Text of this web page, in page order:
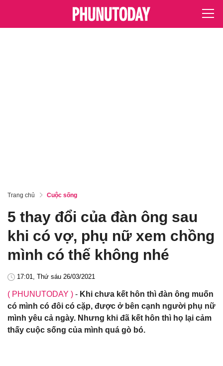
Trang chủ Cuộc sống
5 thay đổi của đàn ông sau
khi có vợ, phụ nữ xem chồng
mình có thế không nhé
17:01, Thứ sáu 26/03/2021
( PHUNUTODAY ) - Khi chưa kết hôn thì đàn ông muốn
có mình có đôi có cặp, được ở bên cạnh người phụ nữ
mình yêu cả ngày. Nhưng khi đã kết hôn thì họ lại cảm
thấy cuộc sống của mình quá gò bó.